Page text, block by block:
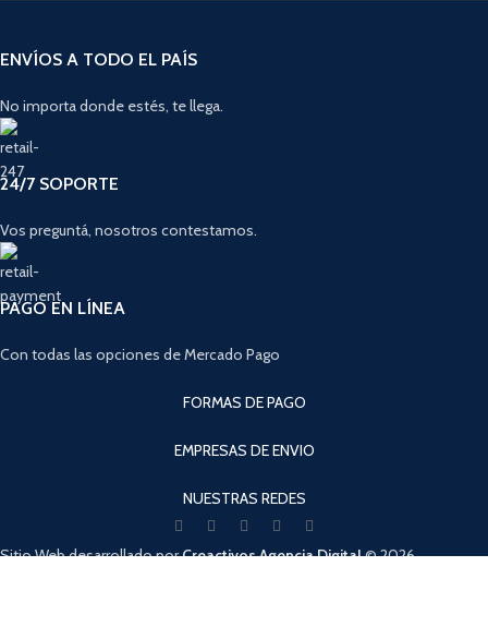
ENVÍOS A TODO EL PAÍS
No importa donde estés, te llega.
24/7 SOPORTE
Vos preguntá, nosotros contestamos.
PAGO EN LÍNEA
Con todas las opciones de Mercado Pago
FORMAS DE PAGO
EMPRESAS DE ENVIO
NUESTRAS REDES
Sitio Web desarrollado porCreactivos Agencia Digital© 2026